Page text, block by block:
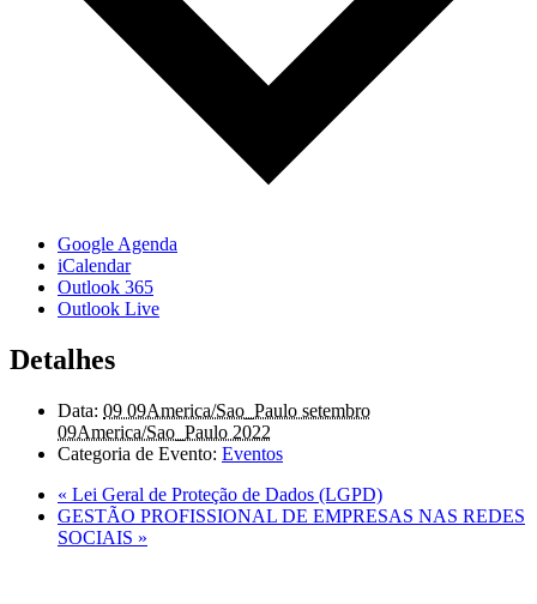
Google Agenda
iCalendar
Outlook 365
Outlook Live
Detalhes
Data: 09 09America/Sao_Paulo setembro
09America/Sao_Paulo 2022
Categoria de Evento: Eventos
« Lei Geral de Proteção de Dados (LGPD)
GESTÃO PROFISSIONAL DE EMPRESAS NAS REDES
SOCIAIS »